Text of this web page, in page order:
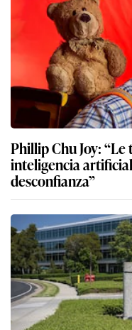
Phillip Chu Joy:
inteligencia
desconfianza”